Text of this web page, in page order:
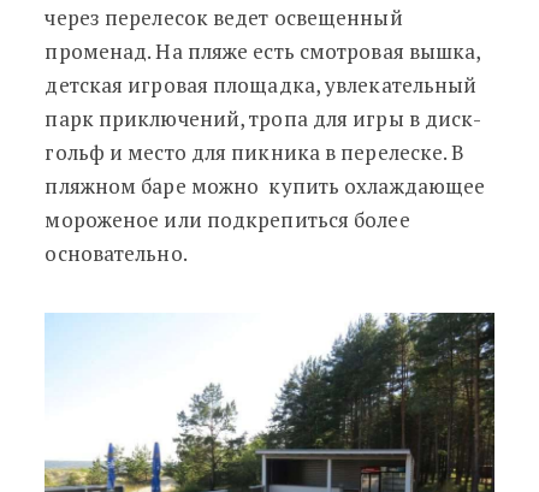
через перелесок ведет освещенный
променад. На пляже есть смотровая вышка,
детская игровая площадка, увлекательный
парк приключений, тропа для игры в диск-
гольф и место для пикника в перелеске. В
пляжном баре можно купить охлаждающее
мороженое или подкрепиться более
основательно.